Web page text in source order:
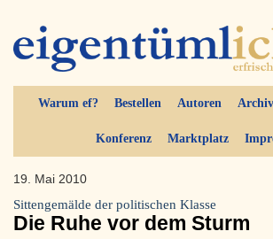
Warum ef? Bestellen Autoren Archiv
Konferenz Marktplatz
19. Mai 2010
Sittengemälde der politischen Klasse
Die Ruhe vor dem Sturm